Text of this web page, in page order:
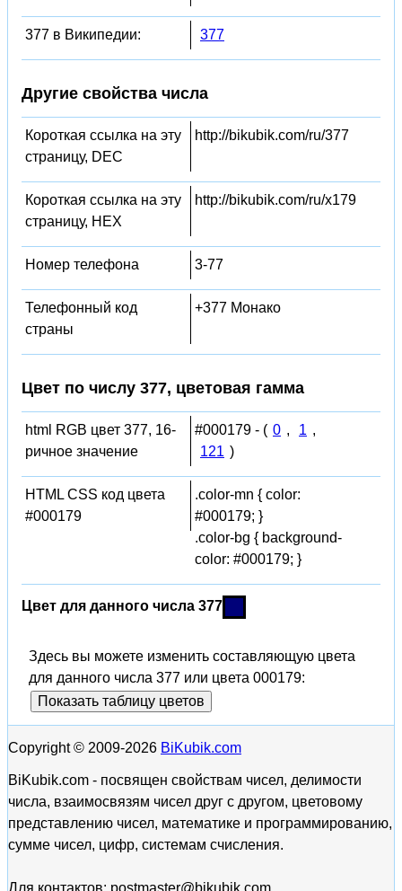
377 в Википедии: 377
Другие свойства числа
Короткая ссылка на эту
страницу, DEC
http://bikubik.com/ru/377
Короткая ссылка на эту
страницу, HEX
http://bikubik.com/ru/x179
Номер телефона 3-77
Телефонный код
страны
+377 Монако
Цвет по числу 377, цветовая гамма
html RGB цвет 377, 16-
ричное значение
#000179 - ( 0 , 1 ,
121 )
HTML CSS код цвета
#000179
.color-mn { color:
#000179; }
.color-bg { background-
color: #000179; }
Цвет для данного числа 377
Здесь вы можете изменить составляющую цвета
для данного числа 377 или цвета 000179:
Показать таблицу цветов
Copyright © 2009-2026 BiKubik.com
BiKubik.com - посвящен свойствам чисел, делимости
числа, взаимосвязям чисел друг с другом, цветовому
представлению чисел, математике и программированию,
сумме чисел, цифр, системам счисления.
Для контактов: postmaster@bikubik.com